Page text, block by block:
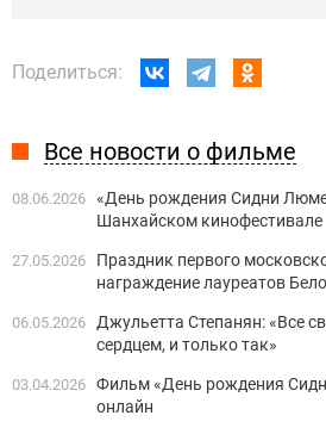
Поделиться:
Все новости о фильме
08.06.2026 «День рождения Сидни
Шанхайском кинофестивале
27.05.2026
Праздник первого
награждение лауреатов
06.05.2026
Джульетта Степанян: «Все
сердцем, и только так»
03.04.2026 Фильм «День рождения
онлайн